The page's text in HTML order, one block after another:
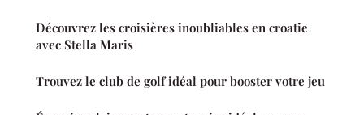
Découvrez les croisières inoubliables en croatie
avec Stella Maris
Trouvez le club de golf idéal pour booster votre jeu